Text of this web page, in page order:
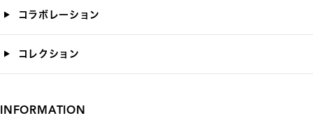
コラボレーション
コレクション
INFORMATION